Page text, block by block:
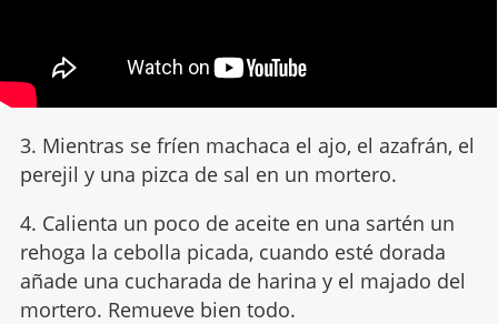
3. Mientras se fríen machaca el ajo, el azafrán, el
perejil y una pizca de sal en un mortero.
4. Calienta un poco de aceite en una sartén un
rehoga la cebolla picada, cuando esté dorada
añade una cucharada de harina y el majado del
mortero. Remueve bien todo.